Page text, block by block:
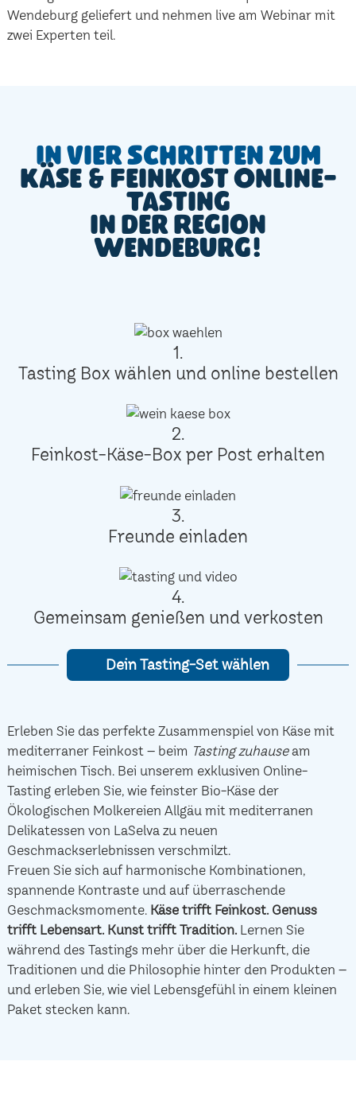
Wendeburg geliefert und nehmen live am Webinar mit
zwei Experten teil.
In vier Schritten zum
Käse & Feinkost Online-
Tasting
in der Region
Wendeburg!
1.
Tasting Box wählen und online bestellen
2.
Feinkost-Käse-Box per Post erhalten
3.
Freunde einladen
4.
Gemeinsam genießen und verkosten
Dein Tasting-Set wählen
Erleben Sie das perfekte Zusammenspiel von Käse mit
mediterraner Feinkost – beim Tasting zuhauseam
heimischen Tisch. Bei unserem exklusiven Online-
Tasting erleben Sie, wie feinster Bio-Käse der
Ökologischen Molkereien Allgäu mit mediterranen
Delikatessen von LaSelva zu neuen
Geschmackserlebnissen verschmilzt.
Freuen Sie sich auf harmonische Kombinationen,
spannende Kontraste und auf überraschende
Geschmacksmomente. Käse trifft Feinkost. Genuss
trifft Lebensart. Kunst trifft Tradition.Lernen Sie
während des Tastings mehr über die Herkunft, die
Traditionen und die Philosophie hinter den Produkten –
und erleben Sie, wie viel Lebensgefühl in einem kleinen
Paket stecken kann.